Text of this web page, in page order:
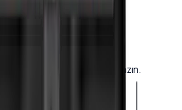
yok — ilk yorumu siz yazın.